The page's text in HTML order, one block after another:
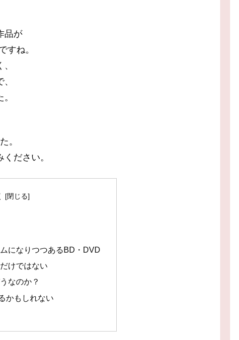
品が
すね。
。
ださい。
になりつつあるBD・DVD
けではない
なのか？
かもしれない